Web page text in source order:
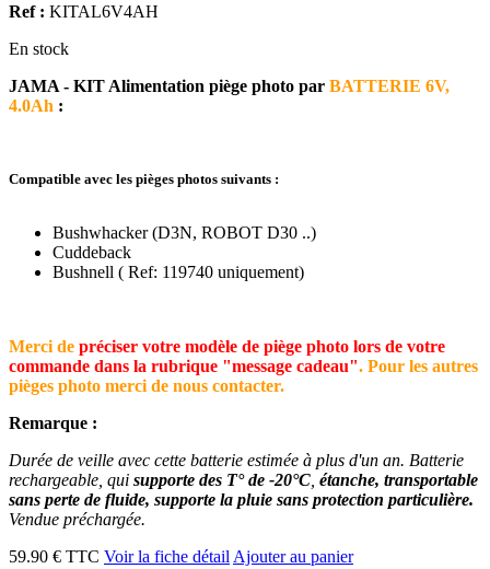
Ref : KITAL6V4AH
En stock
JAMA - KIT Alimentation piège photo par BATTERIE 6V,
4.0Ah :
Compatible avec les pièges photos suivants :
Bushwhacker (D3N, ROBOT D30 ..)
Cuddeback
Bushnell ( Ref: 119740 uniquement)
Merci de préciser votre modèle de piège photo lors de votre
commande dans la rubrique "message cadeau". Pour les autres
pièges photo merci de nous contacter.
Remarque :
Durée de veille avec cette batterie estimée à plus d'un an. Batterie
rechargeable, qui supporte des T° de -20°C étanche, transportable
sans perte de fluide, supporte la pluie sans protection particulière.
Vendue préchargée.
59.90 € TTC Voir la fiche détail Ajouter au panier